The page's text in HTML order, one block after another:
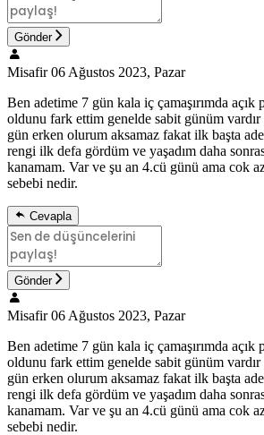
Gönder
Misafir 06 Ağustos 2023, Pazar
Ben adetime 7 gün kala iç çamaşırımda açık
oldunu fark ettim genelde sabit günüm
gün erken olurum aksamaz fakat ilk başta
rengi ilk defa gördüm ve yaşadım daha
kanamam. Var ve şu an 4.cü günü ama cok
sebebi nedir.
Cevapla
Gönder
Misafir 06 Ağustos 2023, Pazar
Ben adetime 7 gün kala iç çamaşırımda açık
oldunu fark ettim genelde sabit günüm
gün erken olurum aksamaz fakat ilk başta
rengi ilk defa gördüm ve yaşadım daha
kanamam. Var ve şu an 4.cü günü ama cok
sebebi nedir.